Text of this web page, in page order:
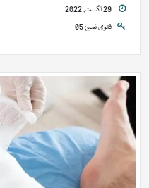
فتوی نمبر: 05